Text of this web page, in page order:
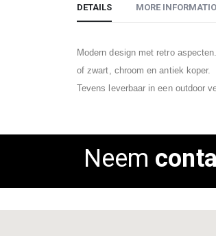
the
DETAILS
Modern design met retro
of zwart, chroom en antiek koper.
Tevens leverbaar in een outdoor
MORE
Neem